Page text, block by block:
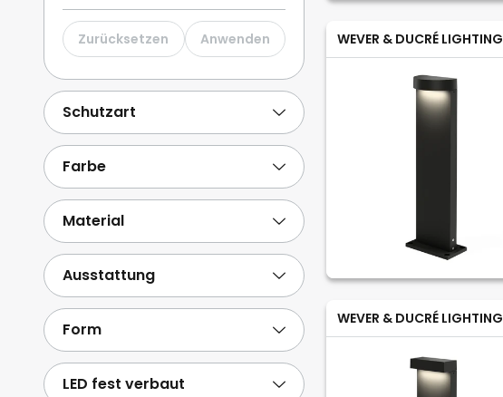
WEVER & DUCRÉ LIGHTING
WEVER & DUCRÉ LIGHTING
LUTEC 2
Philips 11
SLV 9
Viokef
Weitere anzeigen
Zurücksetzen Anwenden
Schutzart
Farbe
Material
Ausstattung
Form
LED fest verbaut